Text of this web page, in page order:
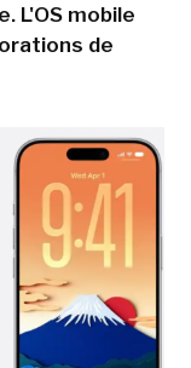
L'OS mobile
de